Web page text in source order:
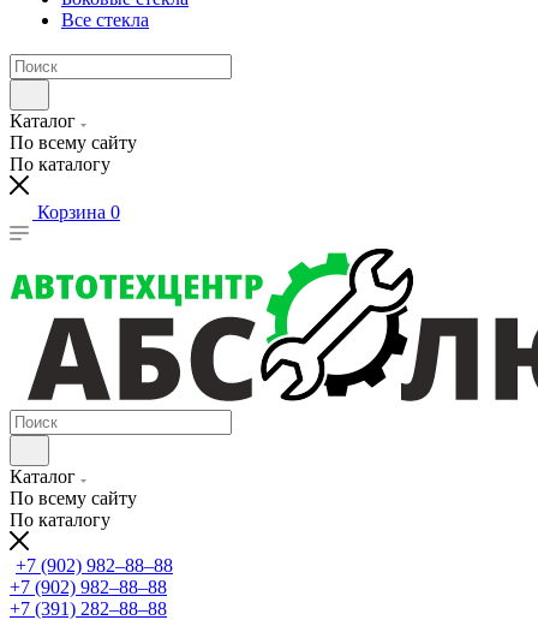
Все стекла
Каталог
По всему сайту
По каталогу
Корзина 0
Каталог
По всему сайту
По каталогу
+7 (902) 982‒88‒88
+7 (902) 982‒88‒88
+7 (391) 282‒88‒88